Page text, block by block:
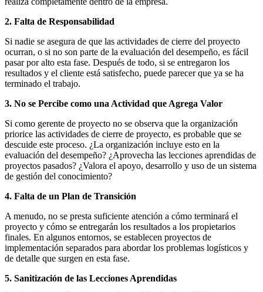
2. Falta de Responsabilidad
Si nadie se asegura de que las actividades de cierre del proyecto
ocurran, o si no son parte de la evaluación del desempeño, es fácil
pasar por alto esta fase. Después de todo, si se entregaron los
resultados y el cliente está satisfecho, puede parecer que ya se ha
terminado el trabajo.
3. No se Percibe como una Actividad que Agrega Valor
Si como gerente de proyecto no se observa que la organización
priorice las actividades de cierre de proyecto, es probable que se
descuide este proceso. ¿La organización incluye esto en la
evaluación del desempeño? ¿Aprovecha las lecciones aprendidas de
proyectos pasados? ¿Valora el apoyo, desarrollo y uso de un sistema
de gestión del conocimiento?
4. Falta de un Plan de Transición
A menudo, no se presta suficiente atención a cómo terminará el
proyecto y cómo se entregarán los resultados a los propietarios
finales. En algunos entornos, se establecen proyectos de
implementación separados para abordar los problemas logísticos y
de detalle que surgen en esta fase.
5. Sanitización de las Lecciones Aprendidas